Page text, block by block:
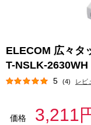
ELECOM 広々タ
T-NSLK-2630WH
5 (4) レビ
価格 3,211